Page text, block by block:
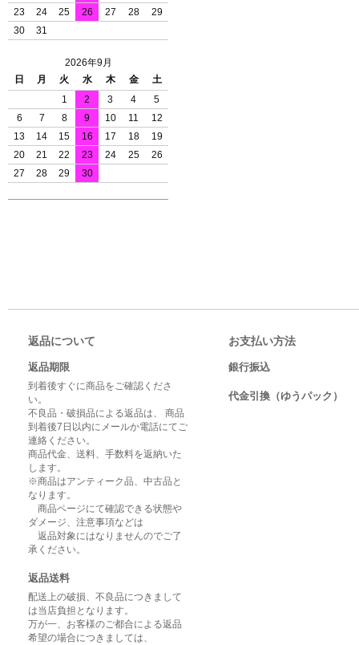
23
24 25 26 27 28
29
30
31
2026年9月
日
月 火 水 木 金
土
1
2 3 4
5
6
7 8 9 10 11
12
13
14 15 16 17 18
19
20
21 22 23 24 25
26
27
28 29 30
返品について
返品期限
到着後すぐに商品をご確認くださ
い。
不良品・破損品による返品は、 商品
到着後7日以内にメールか電話にてご
連絡ください。
商品代金、送料、手数料を返納いた
します。
※商品はアンティーク品、中古品と
なります。
商品ページにて確認できる状態や
ダメージ、注意事項などは
返品対象にはなりませんのでご了
承ください。
返品送料
配送上の破損、不良品につきまして
は当店負担となります。
万が一、お客様のご都合による返品
希望の場合につきましては、
お支払い方法
銀行振込
代金引換（ゆうパック）